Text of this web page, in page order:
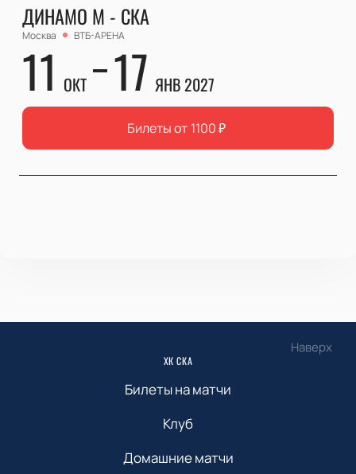
ДИНАМО М - СКА
Москва ВТБ-АРЕНА
11 ОКТ 17 ЯНВ 2027
Билеты от 1100₽
Наверх
ХК СКА
Билеты на матчи
Клуб
Домашние матчи